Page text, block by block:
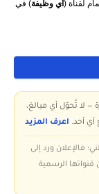
لقناة ( أي وظيفة) في
— لا تُحوّل أي مبالغ،
أي أحد. اعرف المزيد
فالإعلان ورد إلى
قنواتها الرسمية